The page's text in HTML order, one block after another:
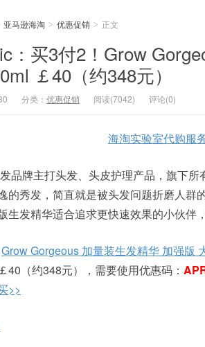
亚马逊海淘 > 优惠促销 > 正文
：买3付2！Grow
￡40（约348元）
分类： 优惠促销 阅读(7042) 评论(0)
海淘实验室代购服
品牌主打头发、头皮护理产品，旗下
的秀发，简直就是被头发问题折磨人群
生发精华适合追求更快速效果的小伙伴
Grow Gorgeous 加量装生发精华 加强版
40（约348元），需要使用优惠码：
>>